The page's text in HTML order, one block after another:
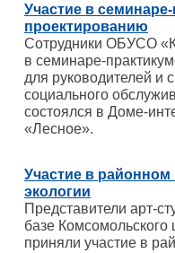
Участие в
проектированию
Сотрудники ОБУСО
в семинаре-
для руководителей и
социального
состоялся в Доме-
«Лесное».
Участие в
экологии
Представители арт-
базе Комсомольского
приняли участие в